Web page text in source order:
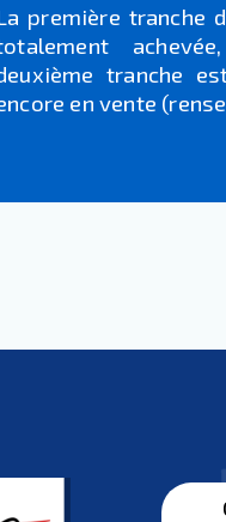
première tranche
tranche
en vente